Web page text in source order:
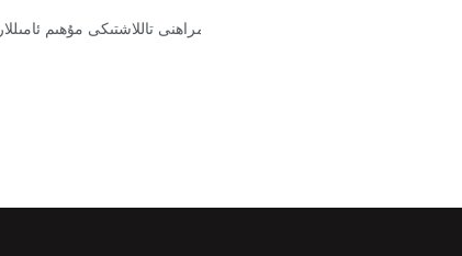
سىستېمىسى تەمىنلىگۈچىسى: توغرا ھەمراھنى تاللاشتىكى مۇھىم ئامىللار